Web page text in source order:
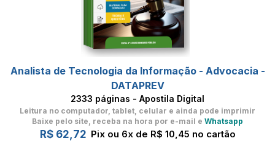
Analista de Tecnologia da Informação - Advocacia -
DATAPREV
2333 páginas - Apostila Digital
Leitura no computador, tablet, celular e ainda pode imprimir
Baixe pelo site, receba na hora por e-mail e Whatsapp
R$ 62,72 Pix ou 6x de R$ 10,45 no cartão